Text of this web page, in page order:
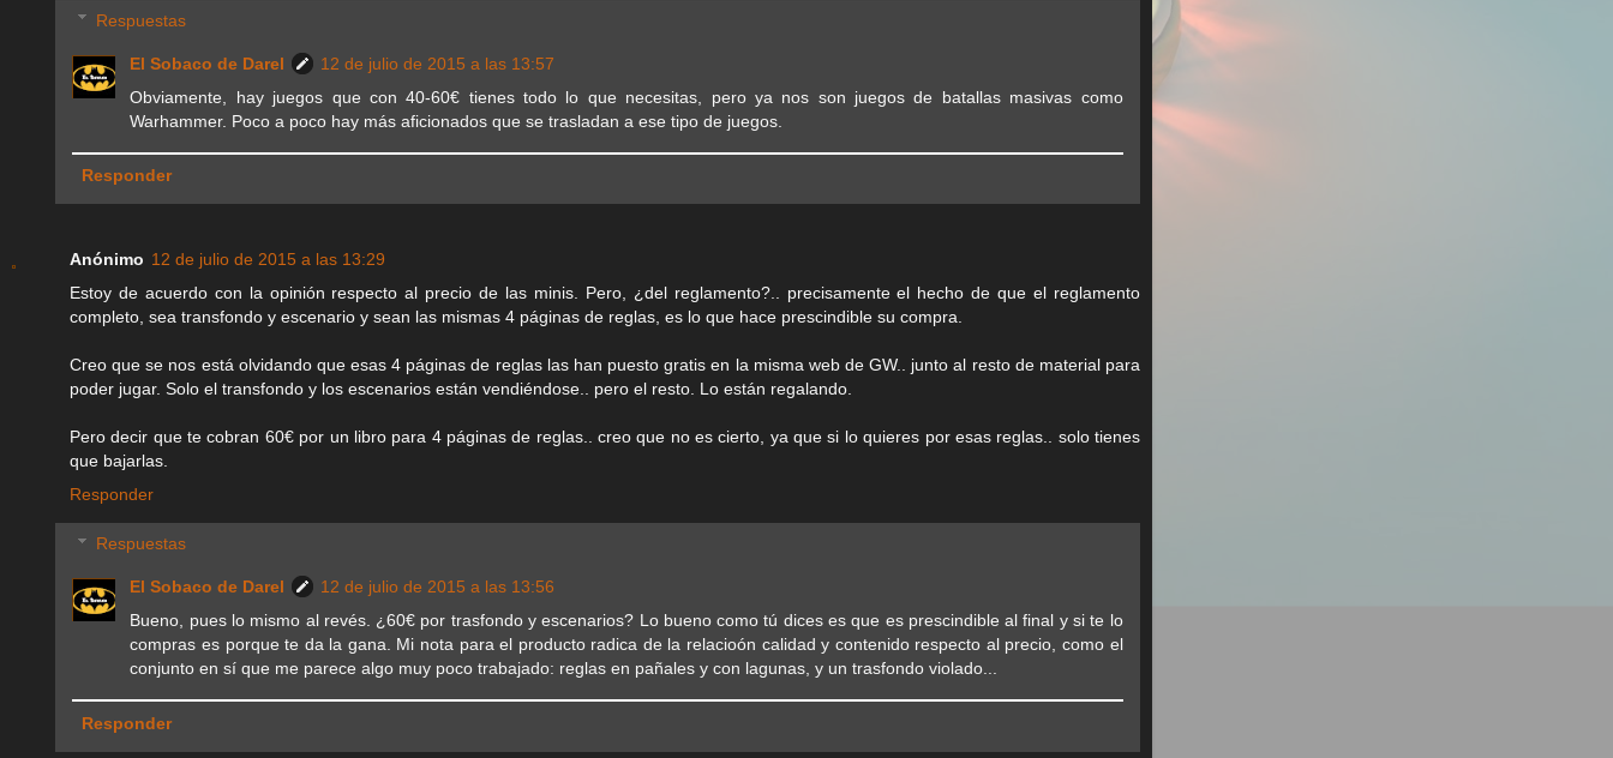
Respuestas
El Sobaco de Darel
12 de julio de 2015 a las 13:57
Obviamente, hay juegos que con 40-60€ tienes todo lo que necesitas, pero ya nos son juegos de batallas masivas como
Warhammer. Poco a poco hay más aficionados que se trasladan a ese tipo de juegos.
Responder
Anónimo 12 de julio de 2015 a las 13:29
Estoy de acuerdo con la opinión respecto al precio de las minis. Pero, ¿del reglamento?.. precisamente el hecho de que el reglamento
completo, sea transfondo y escenario y sean las mismas 4 páginas de reglas, es lo que hace prescindible su compra.
Creo que se nos está olvidando que esas 4 páginas de reglas las han puesto gratis en la misma web de GW.. junto al resto de material para
poder jugar. Solo el transfondo y los escenarios están vendiéndose.. pero el resto. Lo están regalando.
Pero decir que te cobran 60€ por un libro para 4 páginas de reglas.. creo que no es cierto, ya que si lo quieres por esas reglas.. solo tienes
que bajarlas.
Responder
Respuestas
El Sobaco de Darel
12 de julio de 2015 a las 13:56
Bueno, pues lo mismo al revés. ¿60€ por trasfondo y escenarios? Lo bueno como tú dices es que es prescindible al final y si te lo
compras es porque te da la gana. Mi nota para el producto radica de la relacioón calidad y contenido respecto al precio, como el
conjunto en sí que me parece algo muy poco trabajado: reglas en pañales y con lagunas, y un trasfondo violado...
Responder